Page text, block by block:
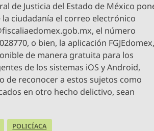
de Justicia del Estado de México
ciudadanía el correo electrónico
, el número
o bien, la aplicación
de manera gratuita para los
de los sistemas iOS y Android,
de reconocer a estos sujetos como
en otro hecho delictivo, sean
POLICÍACA